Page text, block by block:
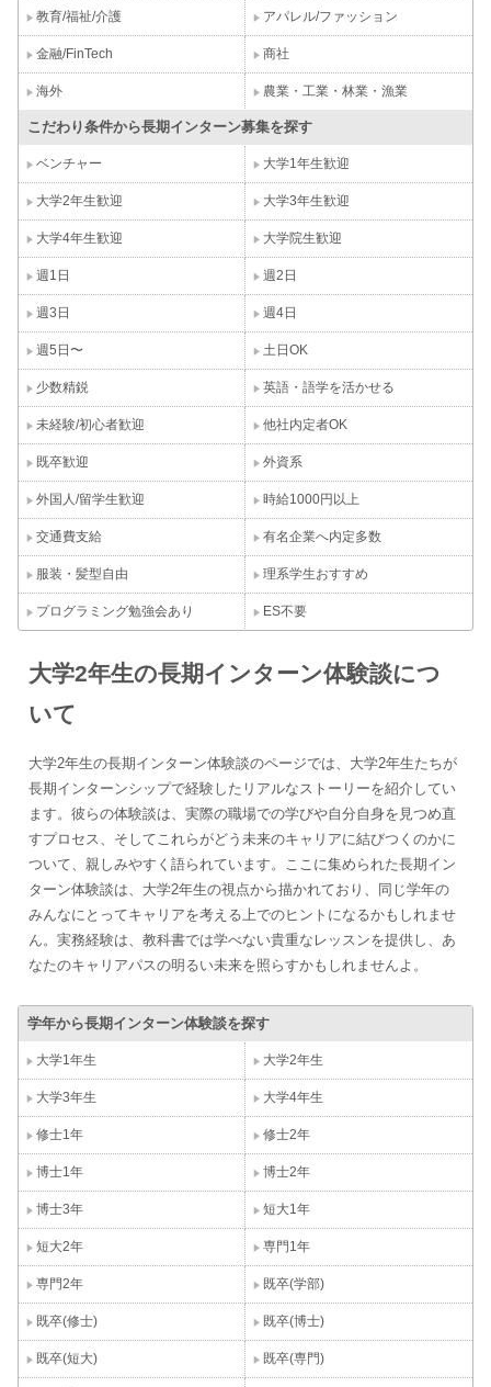
教育/福祉/介護 アパレル/ファッション
金融/FinTech 商社
海外 農業・工業・林業・漁業
こだわり条件から長期インターン募集を探す
ベンチャー 大学1年生歓迎
大学2年生歓迎 大学3年生歓迎
大学4年生歓迎 大学院生歓迎
週1日 週2日
週3日 週4日
週5日〜 土日OK
少数精鋭 英語・語学を活かせる
未経験/初心者歓迎 他社内定者OK
既卒歓迎 外資系
外国人/留学生歓迎 時給1000円以上
交通費支給 有名企業へ内定多数
服装・髪型自由 理系学生おすすめ
プログラミング勉強会あり ES不要
大学2年生の長期インターン体験談につ
いて
大学2年生の長期インターン体験談のページでは、大学2年生たちが
長期インターンシップで経験したリアルなストーリーを紹介してい
ます。彼らの体験談は、実際の職場での学びや自分自身を見つめ直
すプロセス、そしてこれらがどう未来のキャリアに結びつくのかに
ついて、親しみやすく語られています。ここに集められた長期イン
ターン体験談は、大学2年生の視点から描かれており、同じ学年の
みんなにとってキャリアを考える上でのヒントになるかもしれませ
ん。実務経験は、教科書では学べない貴重なレッスンを提供し、あ
なたのキャリアパスの明るい未来を照らすかもしれませんよ。
学年から長期インターン体験談を探す
大学1年生 大学2年生
大学3年生 大学4年生
修士1年 修士2年
博士1年 博士2年
博士3年 短大1年
短大2年 専門1年
専門2年 既卒(学部)
既卒(修士) 既卒(博士)
既卒(短大) 既卒(専門)